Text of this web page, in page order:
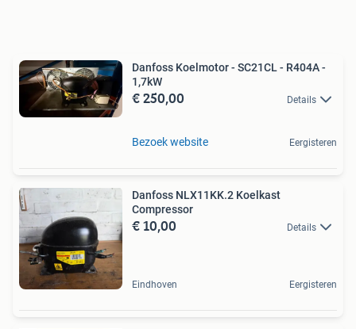
Danfoss Koelmotor - SC21CL - R404A -
1,7kW
€ 250,00 Details
Bezoek website Eergisteren
Danfoss NLX11KK.2 Koelkast
Compressor
€ 10,00 Details
Eindhoven Eergisteren